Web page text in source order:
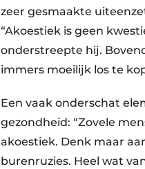
zeer gesmaakte
“Akoestiek is geen
onderstreepte hij.
immers moeilijk los te
Een vaak onderschat
gezondheid: “Zovele
akoestiek. Denk maar
burenruzies. Heel wat